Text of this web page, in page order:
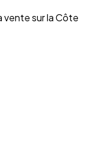
vente sur la Côte